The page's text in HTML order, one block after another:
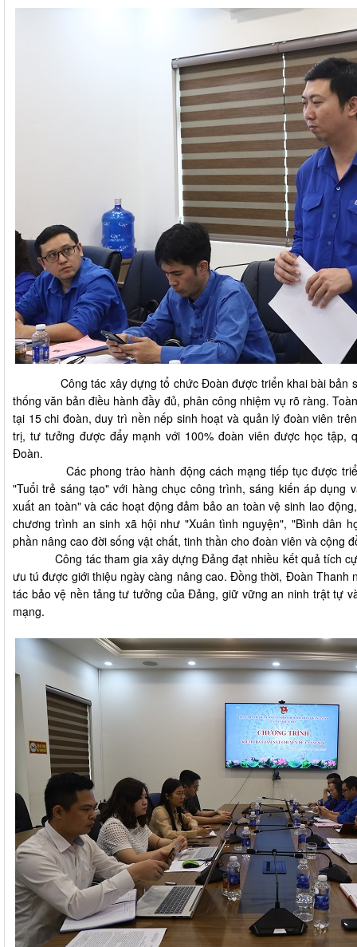
Công tác xây dựng tổ chức Đoàn được triển khai bài bản
thống văn bản điều hành đầy đủ, phân công nhiệm vụ rõ ràng.
tại 15 chi đoàn, duy trì nền nếp sinh hoạt và quản lý đoàn viên
trị, tư tưởng được đẩy mạnh với 100% đoàn viên được học tập,
Đoàn.
Các phong trào hành động cách mạng tiếp tục được triển
"Tuổi trẻ sáng tạo" với hàng chục công trình, sáng kiến áp dụng
xuất an toàn" và các hoạt động đảm bảo an toàn vệ sinh lao
chương trình an sinh xã hội như "Xuân tình nguyện", "Bình dân
phần nâng cao đời sống vật chất, tinh thần cho đoàn viên và cộng
Công tác tham gia xây dựng Đảng đạt nhiều kết quả tích cực
ưu tú được giới thiệu ngày càng nâng cao. Đồng thời, Đoàn Thanh
tác bảo vệ nền tảng tư tưởng của Đảng, giữ vững an ninh trật tự
mạng.